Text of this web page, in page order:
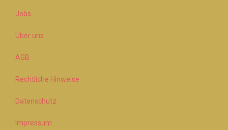
Jobs
Über uns
AGB
Rechtliche Hinweise
Datenschutz
Impressum